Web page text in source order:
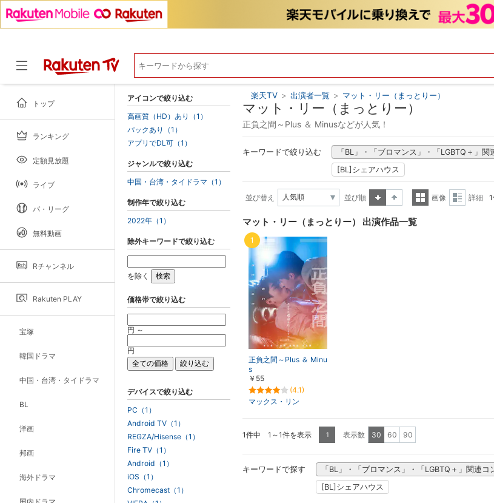
トップ
ランキング
定額見放題
ライブ
パ・リーグ
無料動画
Rチャンネル
Rakuten PLAY
宝塚
韓国ドラマ
中国・台湾・タイドラマ
BL
洋画
邦画
海外ドラマ
楽天TV > 出演者一覧 > マット・リー（まっとりー）
マット・リー（まっとりー）
正負之間～Plus ＆ Minusなどが人気！
キーワードで絞り込む 「BL」・「ブロマンス」・「LGBTQ＋」関
[BL]シェアハウス
並び替え
並び順
表示
画像
詳細
マット・リー（まっとりー） 出演作品一覧
正負之間～Plus ＆ Minu
s
￥55
(4.1)
マックス・リン
1
1件中 1～1件を表示 1 表示数 30 60 90
キーワードで探す 「BL」・「ブロマンス」・「LGBTQ＋」関連コ
[BL]シェアハウス
アイコンで絞り込む
高画質（HD）あり（1）
パックあり（1）
アプリでDL可（1）
ジャンルで絞り込む
中国・台湾・タイドラマ（1）
制作年で絞り込む
2022年（1）
除外キーワードで絞り込む
を除く
価格帯で絞り込む
円 ～
円
デバイスで絞り込む
PC（1）
Android TV（1）
REGZA/Hisense（1）
Fire TV（1）
Android（1）
iOS（1）
Chromecast（1）